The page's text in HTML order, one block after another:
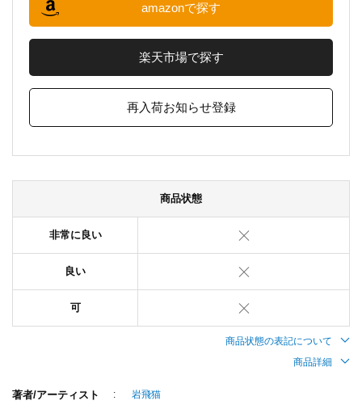
amazonで探す
楽天市場で探す
再入荷お知らせ登録
商品状態
非常に良い
良い
可
商品状態の表記について
商品詳細
著者/アーティスト 岩飛猫